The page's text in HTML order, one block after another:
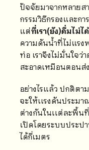
ปัจจัยมาจากหลาย
กรรมวิธีกรองและกา
แต่ที่เรา(ยัง)ดื่มไม่ได้
ความดันน้ำที่ไม่แรง
ท่อ เราจึงไม่มั่นใจว่
สะอาดเหมือนตอนส่
อย่างไรแล้ว ปกติตาม
จะให้เเรงดันประมา
ต่างกันในเเต่ละพื้น
เปิดโดยระบบประป
ได้กี่เมตร